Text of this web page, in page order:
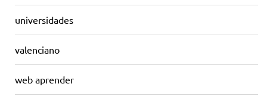
universidades
valenciano
web aprender